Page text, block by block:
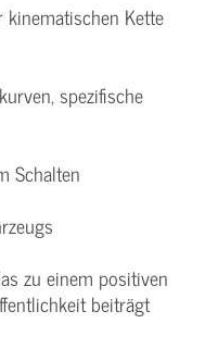
Kette
spezifische
Schalten
zu einem positiven
beiträgt